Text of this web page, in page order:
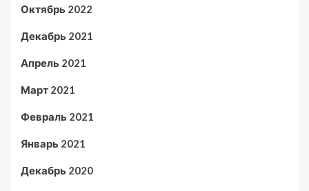
Октябрь 2022
Декабрь 2021
Апрель 2021
Март 2021
Февраль 2021
Январь 2021
Декабрь 2020